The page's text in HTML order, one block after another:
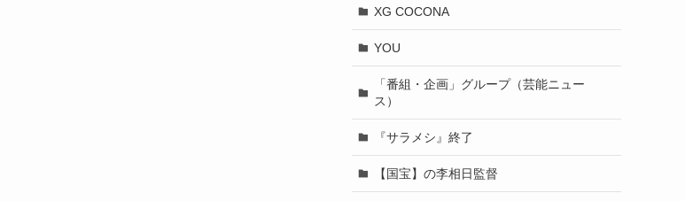
XG COCONA
YOU
「番組・企画」グループ（芸能ニュー
ス）
『サラメシ』終了
【国宝】の李相日監督